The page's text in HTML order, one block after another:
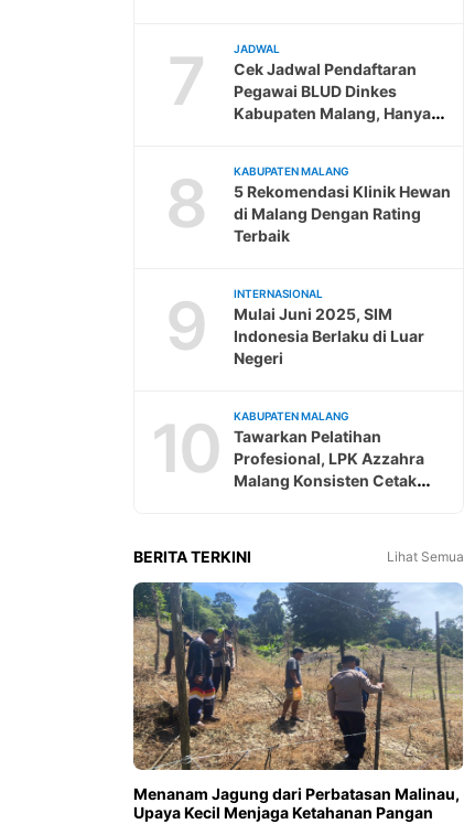
7 JADWAL
Cek Jadwal Pendaftaran
Pegawai BLUD Dinkes
Kabupaten Malang, Hanya
8 KABUPATEN MALANG
5 Rekomendasi Klinik Hewan
di Malang Dengan Rating
Terbaik
9 INTERNASIONAL
Mulai Juni 2025, SIM
Indonesia Berlaku di Luar
Negeri
10 KABUPATEN MALANG
Tawarkan Pelatihan
Profesional, LPK Azzahra
Malang Konsisten Cetak
BERITA TERKINI Lihat Semua
Menanam Jagung dari Perbatasan Malinau,
Upaya Kecil Menjaga Ketahanan Pangan